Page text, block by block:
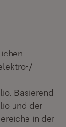
Basierend
und der
in der